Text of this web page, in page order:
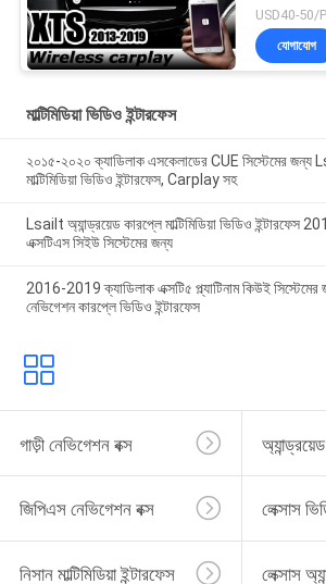
USD40-50/
যোগাযোগ
মাল্টিমিডিয়া ভিডিও ইন্টারফেস
২০১৫-২০২০ ক্যাডিলাক এসকেলাডের CUE সিস্টেমের
মাল্টিমিডিয়া ভিডিও ইন্টারফেস, Carplay সহ
Lsailt অ্যান্ড্রয়েড কারপ্লে মাল্টিমিডিয়া ভিডিও ইন্টারফেস
এক্সটিএস সিইউ সিস্টেমের জন্য
2016-2019 ক্যাডিলাক এক্সটি৫ প্ল্যাটিনাম কিউই
নেভিগেশন কারপ্লে ভিডিও ইন্টারফেস
গাড়ী নেভিগেশন বক্স
জিপিএস নেভিগেশন বক্স লেক্সাস
নিসান মাল্টিমিডিয়া ইন্টারফেস লেক্সাস